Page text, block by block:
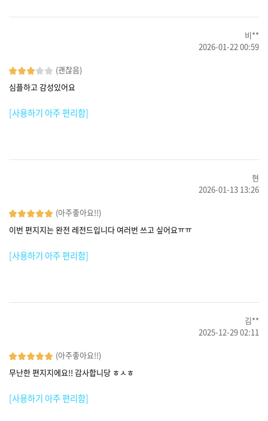
비**
2026-01-22 00:59
(괜찮음)
심플하고 감성있어요
[사용하기 아주 편리함]
현
2026-01-13 13:26
(아주좋아요!!)
이번 편지지는 완전 레전드입니다 여러번 쓰고 싶어요ㅠㅠ
[사용하기 아주 편리함]
김**
2025-12-29 02:11
(아주좋아요!!)
무난한 편지지에요!! 감사합니당 ㅎㅅㅎ
[사용하기 아주 편리함]